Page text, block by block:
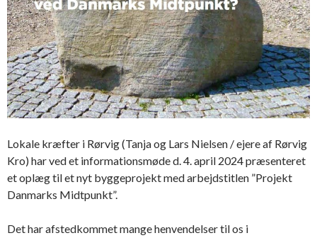
Lokale kræfter i Rørvig (Tanja og Lars Nielsen / ejere af Rørvig
Kro) har ved et informationsmøde d. 4. april 2024 præsenteret
et oplæg til et nyt byggeprojekt med arbejdstitlen ”Projekt
Danmarks Midtpunkt”.
Det har afstedkommet mange henvendelser til os i